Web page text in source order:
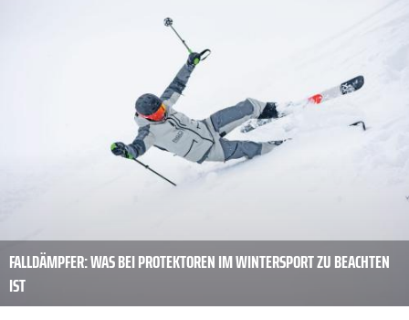
FALLDÄMPFER: WAS BEI PROTEKTOREN IM WINTERSPORT ZU BEACHTEN
IST